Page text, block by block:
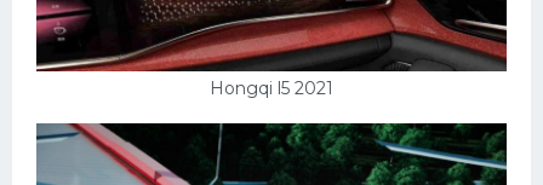
Hongqi l5 2021